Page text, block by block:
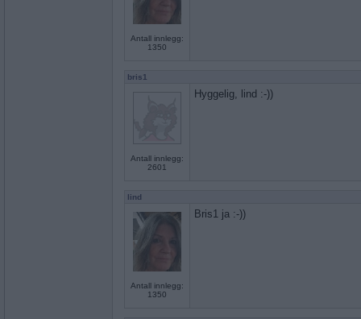
Antall innlegg:
1350
bris1
Antall innlegg:
2601
Hyggelig, lind :-))
lind
Antall innlegg:
1350
Bris1 ja :-))